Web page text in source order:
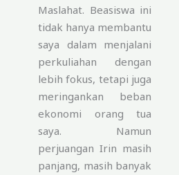
Maslahat. Beasiswa ini
tidak hanya membantu
saya dalam menjalani
perkuliahan dengan
lebih fokus, tetapi juga
meringankan beban
ekonomi orang tua
saya. Namun
perjuangan Irin masih
panjang, masih banyak